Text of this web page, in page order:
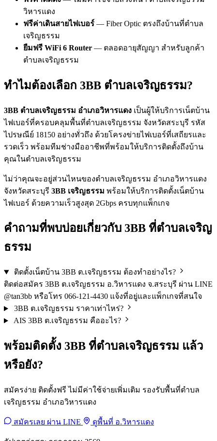
วิหารแดง
ฟรีค่าเดินสายไฟเบอร์ — Fiber Optic ตรงถึงบ้านที่ตำบล
เจริญธรรม
ยืมฟรี WiFi 6 Router — ตลอดอายุสัญญา สำหรับลูกค้า
ตำบลเจริญธรรม
ทำไมต้องเลือก 3BB ตำบลเจริญธรรม?
3BB ตำบลเจริญธรรม อำเภอวิหารแดง เป็นผู้ให้บริการเน็ตบ้าน
ไฟเบอร์ที่ครอบคลุมพื้นที่ตำบลเจริญธรรม จังหวัดสระบุรี รหัส
ไปรษณีย์ 18150 อย่างทั่วถึง ด้วยโครงข่ายไฟเบอร์ที่เสถียรและ
รวดเร็ว พร้อมทีมช่างมืออาชีพที่พร้อมให้บริการติดตั้งถึงบ้าน
คุณในตำบลเจริญธรรม
ไม่ว่าคุณจะอยู่ส่วนไหนของตำบลเจริญธรรม อำเภอวิหารแดง
จังหวัดสระบุรี 3BB เจริญธรรม พร้อมให้บริการติดตั้งเน็ตบ้าน
ไฟเบอร์ ด้วยความเร็วสูงสุด 2Gbps ครบทุกแพ็กเกจ
คำถามที่พบบ่อยเกี่ยวกับ 3BB ที่ตำบลเจริญ
ธรรม
ติดตั้งเน็ตบ้าน 3BB ต.เจริญธรรม ต้องทำอย่างไร?
ติดต่อสมัคร 3BB ต.เจริญธรรม อ.วิหารแดง จ.สระบุรี ผ่าน LINE
@tan3bb หรือโทร 066-121-4430 แจ้งที่อยู่และแพ็กเกจที่สนใจ
3BB ต.เจริญธรรม ราคาเท่าไหร่?
AIS 3BB ต.เจริญธรรม คืออะไร?
พร้อมติดตั้ง 3BB ที่ตำบลเจริญธรรม แล้ว
หรือยัง?
สมัครง่าย ติดตั้งฟรี ไม่มีค่าใช้จ่ายเพิ่มเติม รองรับพื้นที่ตำบล
เจริญธรรม อำเภอวิหารแดง
สมัครเลย ผ่าน LINE ดูพื้นที่ อ.วิหารแดง